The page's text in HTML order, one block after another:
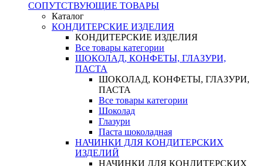
СОПУТСТВУЮЩИЕ ТОВАРЫ
Каталог
КОНДИТЕРСКИЕ ИЗДЕЛИЯ
КОНДИТЕРСКИЕ ИЗДЕЛИЯ
Все товары категории
ШОКОЛАД, КОНФЕТЫ, ГЛАЗУРИ,
ПАСТА
ШОКОЛАД, КОНФЕТЫ, ГЛАЗУРИ,
ПАСТА
Все товары категории
Шоколад
Глазури
Паста шоколадная
НАЧИНКИ ДЛЯ КОНДИТЕРСКИХ
ИЗДЕЛИЙ
НАЧИНКИ ДЛЯ КОНДИТЕРСКИХ